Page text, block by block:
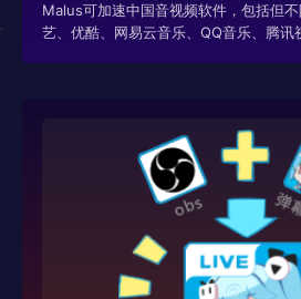
Malus可加速中国音视频软件，包括但
艺、优酷、网易云音乐、QQ音乐、腾讯